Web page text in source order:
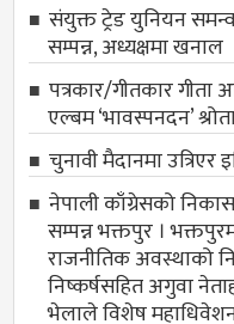
संयुक्त ट्रेड युनियन
सम्पन्न, अध्यक्षमा खनाल
पत्रकार/गीतकार गीता
एल्बम ‘भावस्पनदन’
चुनावी मैदानमा
नेपाली काँग्रेसको
सम्पन्न भक्तपुर ।
राजनीतिक अवस्थाको
निष्कर्षसहित अगुवा
भेलाले विशेष